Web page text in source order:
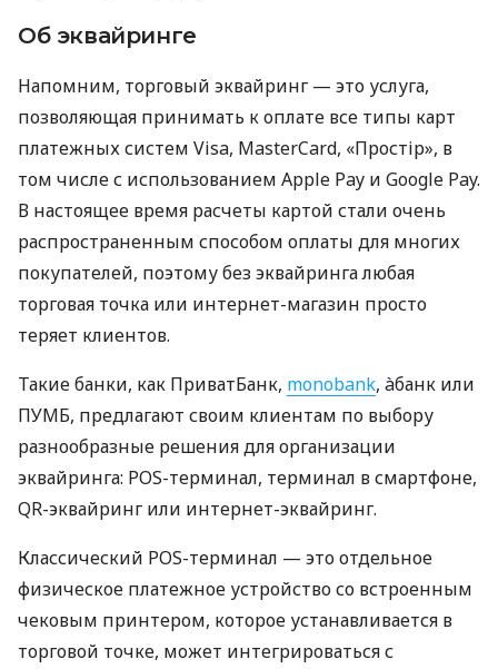
Об эквайринге
Напомним, торговый эквайринг — это услуга,
позволяющая принимать к оплате все типы карт
платежных систем Visa, MasterCard, «Простір», в
том числе с использованием Apple Pay и Google Pay.
В настоящее время расчеты картой стали очень
распространенным способом оплаты для многих
покупателей, поэтому без эквайринга любая
торговая точка или интернет-магазин просто
теряет клиентов.
Такие банки, как ПриватБанк, monobank, àбанк или
ПУМБ, предлагают своим клиентам по выбору
разнообразные решения для организации
эквайринга: POS-терминал, терминал в смартфоне,
QR-эквайринг или интернет-эквайринг.
Классический POS-терминал — это отдельное
физическое платежное устройство со встроенным
чековым принтером, которое устанавливается в
торговой точке, может интегрироваться с